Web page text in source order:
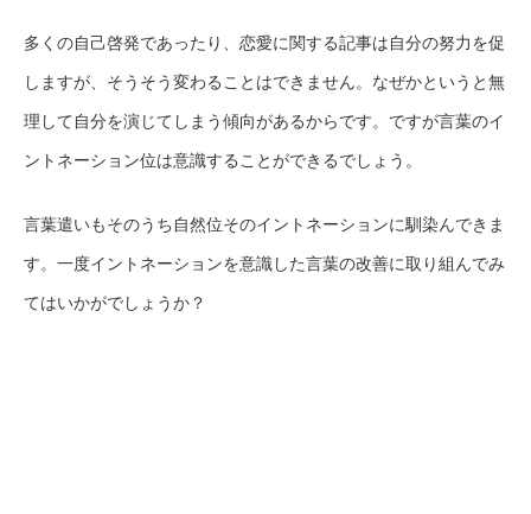
多くの自己啓発であったり、恋愛に関する記事は自分の努力を促
しますが、そうそう変わることはできません。なぜかというと無
理して自分を演じてしまう傾向があるからです。ですが言葉のイ
ントネーション位は意識することができるでしょう。
言葉遣いもそのうち自然位そのイントネーションに馴染んできま
す。一度イントネーションを意識した言葉の改善に取り組んでみ
てはいかがでしょうか？